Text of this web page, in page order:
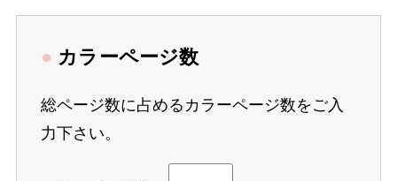
● カラーページ数
総ページ数に占めるカラーページ数をご入
力下さい。